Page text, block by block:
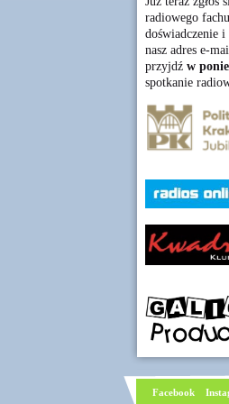
radiowego
doświadczenie i
nasz adres e-
przyjdź w
spotkanie
Facebook I